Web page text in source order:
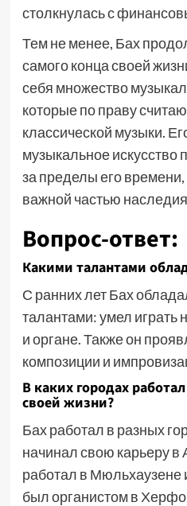
столкнулась с
Тем не менее, Бах
самого конца своей
себя множество
которые по праву
классической музыки.
музыкальное искусство
за пределы его времени,
важной частью
Вопрос-ответ:
Какими талантами
С ранних лет Бах
талантами: умел играть
и органе. Также он
композиции и
В каких городах
своей жизни?
Бах работал в разных
начинал свою карьеру в
работал в Мюльхаузене
был органистом в